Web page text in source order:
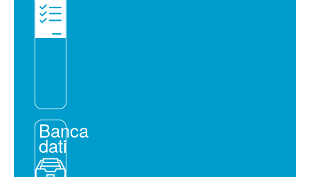
Banca
dati